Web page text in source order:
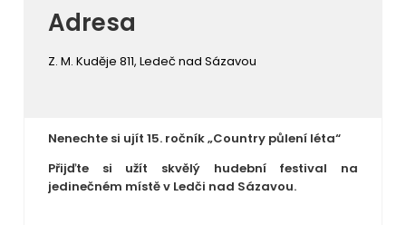
Adresa
Z. M. Kuděje 811, Ledeč nad Sázavou
Nenechte si ujít 15. ročník „Country půlení léta“
Přijďte si užít skvělý hudební festival na
jedinečném místě v Ledči nad Sázavou.